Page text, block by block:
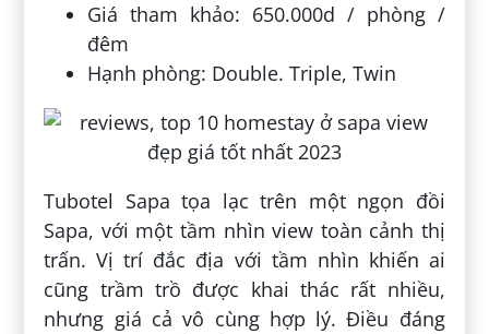
Giá tham khảo: 650.000d / phòng /
đêm
Hạnh phòng: Double. Triple, Twin
Tubotel Sapa tọa lạc trên một ngọn đồi
Sapa, với một tầm nhìn view toàn cảnh thị
trấn. Vị trí đắc địa với tầm nhìn khiến ai
cũng trầm trồ được khai thác rất nhiều,
nhưng giá cả vô cùng hợp lý. Điều đáng